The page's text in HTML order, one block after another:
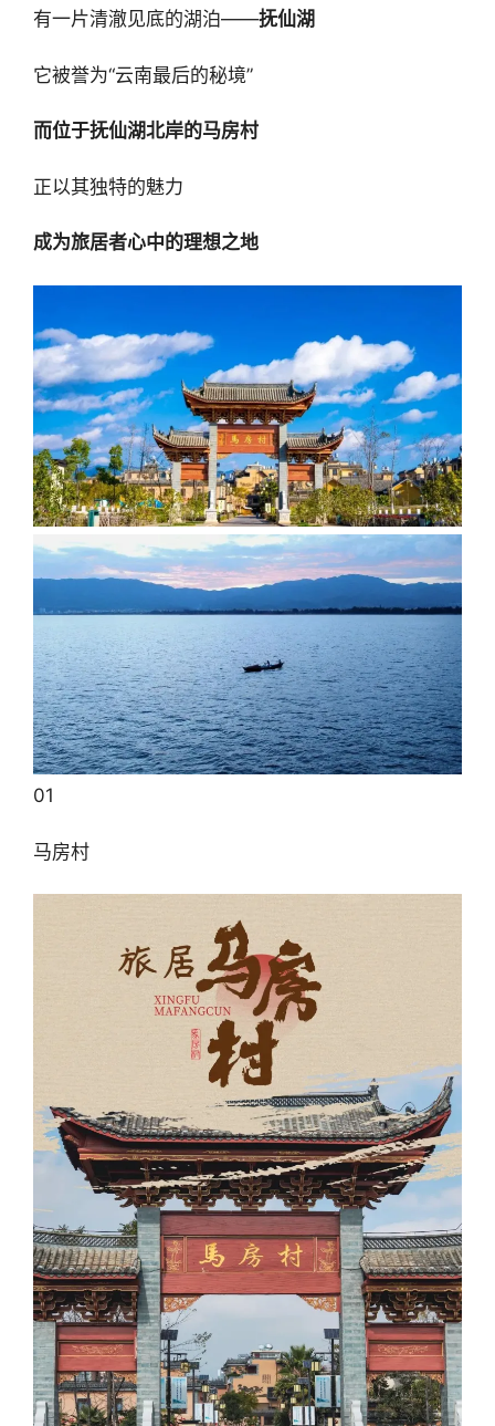
有一片清澈见底的湖泊——抚仙湖
它被誉为“云南最后的秘境”
而位于抚仙湖北岸的马房村
正以其独特的魅力
成为旅居者心中的理想之地
01
马房村